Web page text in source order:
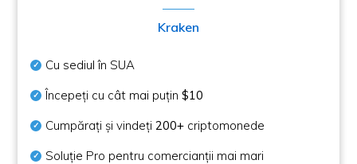
Kraken
Cu sediul în SUA
Începeți cu cât mai puțin$10
Cumpărați și vindeți200+ criptomonede
Soluție Pro pentru comercianții mai mari